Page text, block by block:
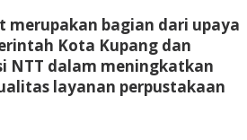
merupakan bagian dari upaya
Kota Kupang dan
NTT dalam meningkatkan
layanan perpustakaan